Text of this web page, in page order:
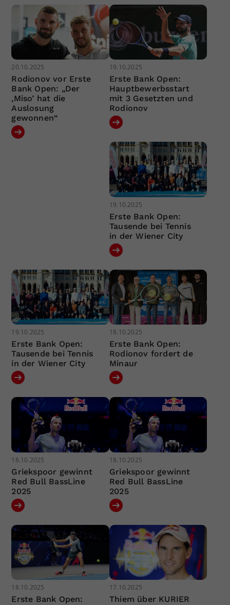
20.10.2025
Rodionov vor Erste
Bank Open: „Der
‚Miso’ hat die
Auslosung
gewonnen“
19.10.2025
Erste Bank Open:
Hauptbewerbsstart
mit 3 Gesetzten und
Rodionov
19.10.2025
Erste Bank Open:
Tausende bei Tennis
in der Wiener City
19.10.2025
Erste Bank Open:
Tausende bei Tennis
in der Wiener City
18.10.2025
Erste Bank Open:
Rodionov fordert de
Minaur
18.10.2025
Griekspoor gewinnt
Red Bull BassLine
2025
18.10.2025
Griekspoor gewinnt
Red Bull BassLine
2025
18.10.2025
Erste Bank Open:
17.10.2025
Thiem über KURIER